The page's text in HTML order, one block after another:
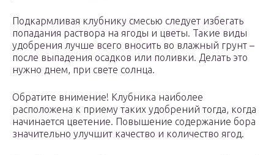
Подкармливая клубнику смесью следует избегать
попадания раствора на ягоды и цветы. Такие виды
удобрения лучше всего вносить во влажный грунт –
после выпадения осадков или поливки. Делать это
нужно днем, при свете солнца.
Обратите внимение! Клубника наиболее
расположена к приему таких удобрений тогда, когда
начинается цветение. Повышение содержание бора
значительно улучшит качество и количество ягод.